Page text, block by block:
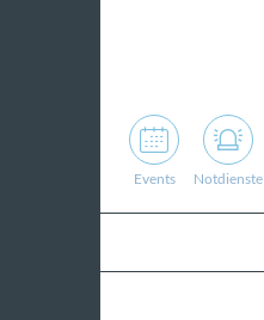
Events Notdienste